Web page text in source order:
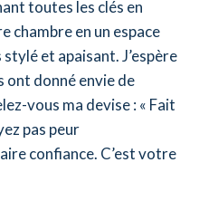
toutes les clés en
en un espace
et apaisant. J’espère
ont donné envie de
vous ma devise : « Fait
pas peur
confiance. C’est votre